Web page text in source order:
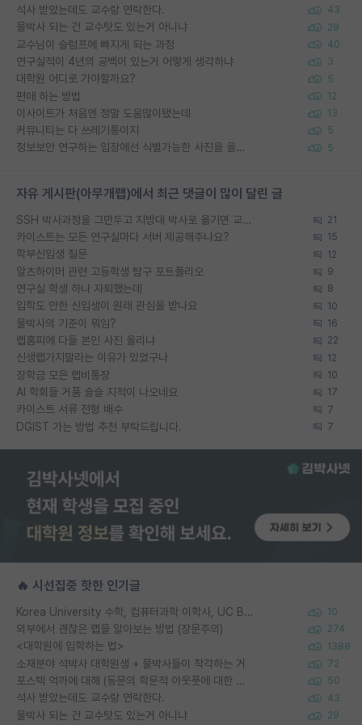
석사 받았는데도 교수랑 연락한다. 43
물박사 되는 건 교수탓도 있는거 아니냐 29
교수님이 슬럼프에 빠지게 되는 과정 40
연구실적이 4년의 공백이 있는거 어떻게 생각하냐 3
대학원 어디로 가야할까요? 5
편애 하는 방법 12
이사이트가 처음엔 정말 도움많이됐는데 13
커뮤니티는 다 쓰레기통이지 5
정보보안 연구하는 입장에선 식별가능한 사진을 올리는건 비추이긴함 5
자유 게시판(아무개랩)에서 최근 댓글이 많이 달린 글
SSH 박사과정을 그만두고 지방대 박사로 옮기면 교수의 꿈은 끝일까요? 21
카이스트는 모든 연구실마다 서버 제공해주나요? 15
학부신입생 질문 12
알츠하이머 관련 고등학생 탐구 포트폴리오 9
연구실 학생 하나 자퇴했는데 8
입학도 안한 신입생이 원래 관심을 받나요 10
물박사의 기준이 뭐임? 16
랩홈피에 다들 본인 사진 올리냐 22
신생랩가지말라는 이유가 있었구나 12
장학금 모은 랩비통장 10
AI 학회들 거품 슬슬 지적이 나오네요 17
카이스트 서류 전형 배수 7
DGIST 가는 방법 추천 부탁드립니다. 7
🔥 시선집중 핫한 인기글
Korea University 수학, 컴퓨터과학 이학사, UC Berkeley 산업공학 대학원 공학박사가 되는 것은 쉽지 않겠죠? 10
외부에서 괜찮은 랩을 알아보는 방법 (장문주의) 274
<대학원에 입학하는 법> 1388
소재분야 석박사 대학원생 + 물박사들이 착각하는 거 72
포스텍 억까에 대해 (동문의 학문적 아웃풋에 대한 반박) 50
석사 받았는데도 교수랑 연락한다. 43
물박사 되는 건 교수탓도 있는거 아니냐 29